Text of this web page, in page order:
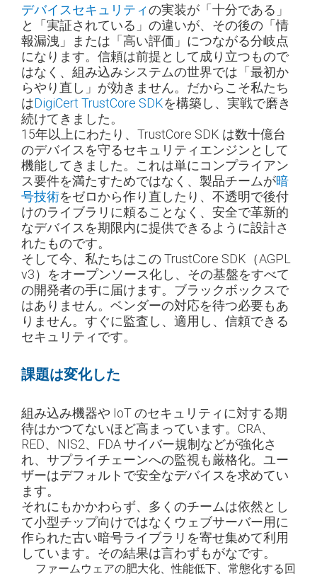
デバイスセキュリティの実装が「十分である」
と「実証されている」の違いが、その後の「情
報漏洩」または「高い評価」につながる分岐点
になります。信頼は前提として成り立つもので
はなく、組み込みシステムの世界では「最初か
らやり直し」が効きません。だからこそ私たち
はDigiCert TrustCore SDKを構築し、実戦で磨き
続けてきました。
15年以上にわたり、TrustCore SDK は数十億台
のデバイスを守るセキュリティエンジンとして
機能してきました。これは単にコンプライアン
ス要件を満たすためではなく、製品チームが暗
号技術をゼロから作り直したり、不透明で後付
けのライブラリに頼ることなく、安全で革新的
なデバイスを期限内に提供できるように設計さ
れたものです。
そして今、私たちはこの TrustCore SDK（AGPL
v3）をオープンソース化し、その基盤をすべて
の開発者の手に届けます。ブラックボックスで
はありません。ベンダーの対応を待つ必要もあ
りません。すぐに監査し、適用し、信頼できる
セキュリティです。
課題は変化した
組み込み機器や IoT のセキュリティに対する期
待はかつてないほど高まっています。CRA、
RED、NIS2、FDA サイバー規制などが強化さ
れ、サプライチェーンへの監視も厳格化。ユー
ザーはデフォルトで安全なデバイスを求めてい
ます。
それにもかかわらず、多くのチームは依然とし
て小型チップ向けではなくウェブサーバー用に
作られた古い暗号ライブラリを寄せ集めて利用
しています。その結果は言わずもがなです。
ファームウェアの肥大化、性能低下、常態化する回